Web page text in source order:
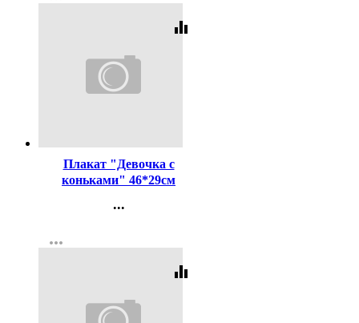
equalizer
Плакат "Девочка с
коньками" 46*29см
...
Регистрация
more_horiz
equalizer